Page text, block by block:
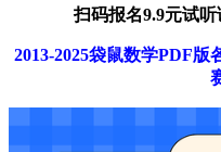
扫码报名9.9元试
2013-2025袋鼠数学PDF